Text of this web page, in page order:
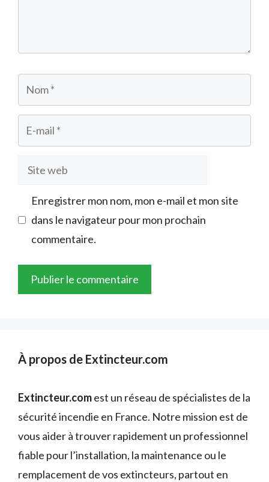
Nom
E-
mail
Site
Enregistrer mon nom, mon e-mail et mon site
dans le navigateur pour mon prochain
commentaire.
À propos de Extincteur.com
Extincteur.comest un réseau de spécialistes de la
sécurité incendie en France. Notre mission est de
vous aider à trouver rapidement un professionnel
fiable pour l’installation, la maintenance ou le
remplacement de vos extincteurs, partout en